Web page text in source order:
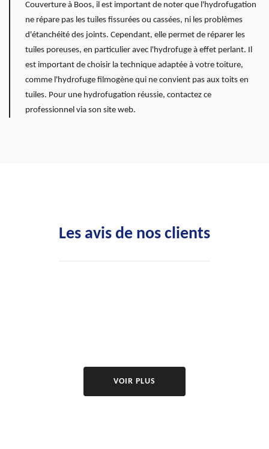
Couverture à Boos, il est important de noter que l'hydrofugation
ne répare pas les tuiles fissurées ou cassées, ni les problèmes
d'étanchéité des joints. Cependant, elle permet de réparer les
tuiles poreuses, en particulier avec l'hydrofuge à effet perlant. Il
est important de choisir la technique adaptée à votre toiture,
comme l'hydrofuge filmogène qui ne convient pas aux toits en
tuiles. Pour une hydrofugation réussie, contactez ce
professionnel via son site web.
Les avis de nos clients
VOIR PLUS